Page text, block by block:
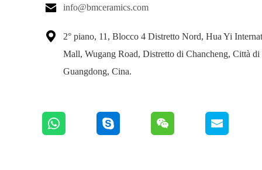
 info@bmceramics.com

2° piano, 11, Blocco 4 Distretto Nord, Hua Yi
Mall, Wugang Road, Distretto di Chancheng, Città di
Guangdong, Cina.